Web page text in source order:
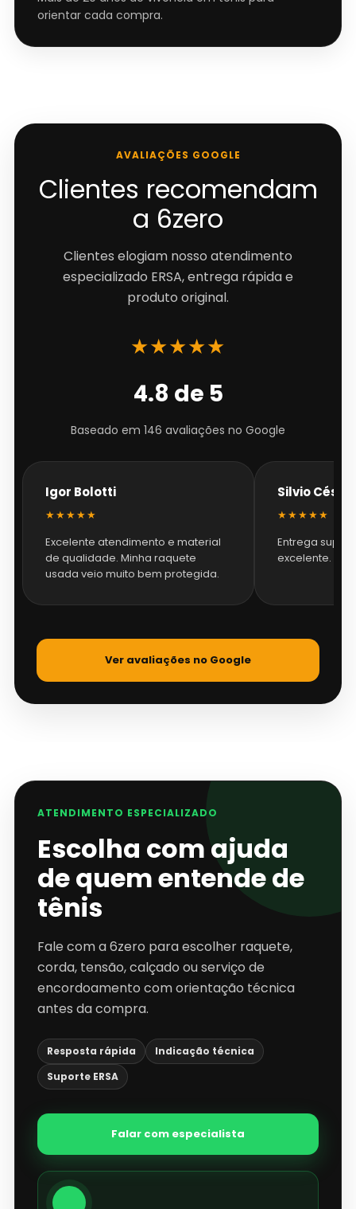
orientar cada compra.
AVALIAÇÕES GOOGLE
Clientes recomendam
a 6zero
Clientes elogiam nosso atendimento
especializado ERSA, entrega rápida e
produto original.
★★★★★
4.8 de 5
Baseado em 146 avaliações no Google
Igor Bolotti
★★★★★
Excelente atendimento e material
de qualidade. Minha raquete
usada veio muito bem protegida.
Silvio
★★★★★
Entrega
excelente.
Ver avaliações no Google
ATENDIMENTO ESPECIALIZADO
Escolha com ajuda
de quem entende de
tênis
Fale com a 6zero para escolher raquete,
corda, tensão, calçado ou serviço de
encordoamento com orientação técnica
antes da compra.
Resposta rápida
Indicação técnica
Suporte ERSA
Falar com especialista